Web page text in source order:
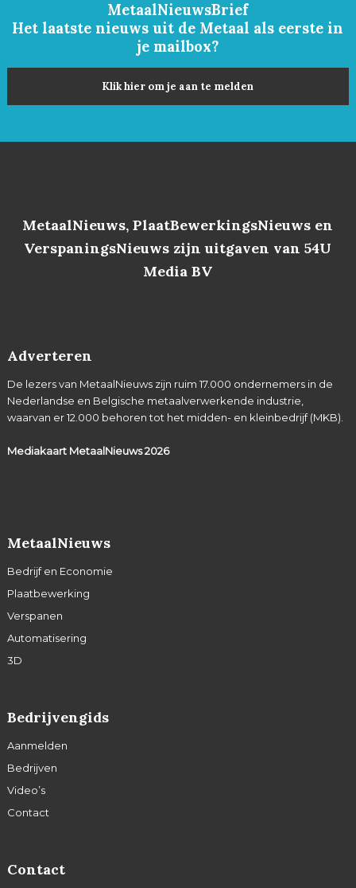
MetaalNieuwsBrief
Het laatste nieuws uit de Metaal als eerste in
je mailbox?
Klik hier om je aan te melden
MetaalNieuws, PlaatBewerkingsNieuws en
VerspaningsNieuws zijn uitgaven van 54U
Media BV
Adverteren
De lezers van MetaalNieuws zijn ruim 17.000 ondernemers in de
Nederlandse en Belgische metaalverwerkende industrie,
waarvan er 12.000 behoren tot het midden- en kleinbedrijf (MKB).
Mediakaart MetaalNieuws2026
MetaalNieuws
Bedrijf en Economie
Plaatbewerking
Verspanen
Automatisering
3D
Bedrijvengids
Aanmelden
Bedrijven
Video’s
Contact
Contact